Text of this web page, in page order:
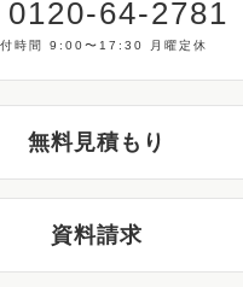
0120-64-2781
時間 9:00〜17:30 月曜定休
無料見積もり
資料請求